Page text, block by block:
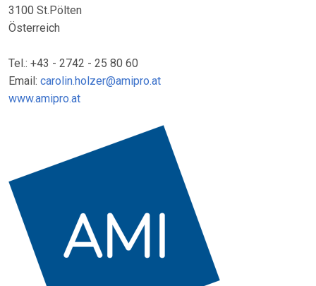
3100 St.Pölten
Österreich
Tel.: +43 - 2742 - 25 80 60
Email: carolin.holzer@amipro.at
www.amipro.at